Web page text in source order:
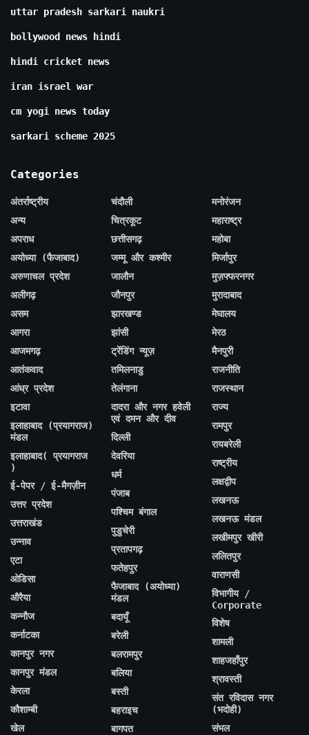
uttar pradesh sarkari naukri
bollywood news hindi
hindi cricket news
iran israel war
cm yogi news today
sarkari scheme 2025
Categories
अंतर्राष्ट्रीय
अन्य
अपराध
अयोध्या (फैजाबाद)
अरुणाचल प्रदेश
अलीगढ़
असम
आगरा
आजमगढ़
आतंकवाद
आंध्र प्रदेश
इटावा
इलाहाबाद (प्रयागराज)
मंडल
इलाहाबाद( प्रयागराज
)
ई-पेपर / ई-मैगज़ीन
उत्तर प्रदेश
उत्तराखंड
उन्नाव
एटा
ओडिसा
औरैया
कन्नौज
कर्नाटका
कानपुर नगर
कानपुर मंडल
केरला
कौशाम्बी
खेल
चंदौली
चित्रकूट
छत्तीसगढ़
जम्मू और कश्मीर
जालौन
जौनपुर
झारखण्ड
झांसी
ट्रेंडिंग न्यूज़
तमिलनाडु
तेलंगाना
दादरा और नगर हवेली
एवं दमन और दीव
दिल्ली
देवरिया
धर्म
पंजाब
पश्चिम बंगाल
पुडुचेरी
प्रतापगढ़
फतेहपुर
फैजाबाद (अयोध्या)
मंडल
बदायूँ
बरेली
बलरामपुर
बलिया
बस्ती
बहराइच
बागपत
मनोरंजन
महाराष्ट्र
महोबा
मिर्जापुर
मुज़फ्फरनगर
मुरादाबाद
मेघालय
मेरठ
मैनपुरी
राजनीति
राजस्थान
राज्य
रामपुर
रायबरेली
राष्ट्रीय
लक्षद्वीप
लखनऊ
लखनऊ मंडल
लखीमपुर खीरी
ललितपुर
वाराणसी
विभागीय /
Corporate
विशेष
शामली
शाहजहाँपुर
श्रावस्ती
संत रविदास नगर
(भदोही)
संभल